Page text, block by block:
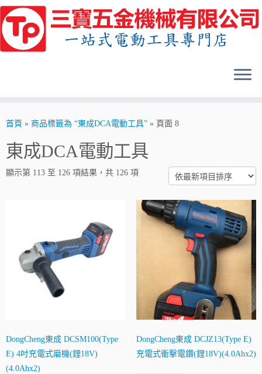
Skip
to
content
首頁 » 商品標籤為 “東成DCA電動工具” » 頁面 8
東成DCA電動工具
顯示第 113 至 126 項結果，共 126 項
DongCheng東成 DCSM100(Type
E) 4吋充電式磨機(鋰18V)
(4.0Ahx2)
DongCheng東成 DCJZ13(Type E)
充電式衝擊電鑽(鋰18V)(4.0Ahx2)